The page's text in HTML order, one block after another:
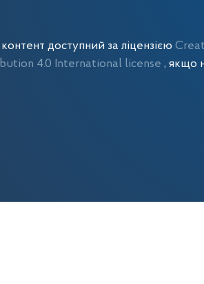
контент доступний за ліцензією
4.0 International license, якщо